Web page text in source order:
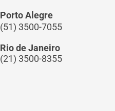
Porto Alegre
(51) 3500-7055
Rio de Janeiro
(21) 3500-8355